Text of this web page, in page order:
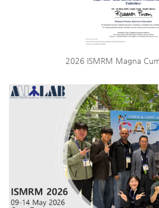
2026 ISMRM Magna